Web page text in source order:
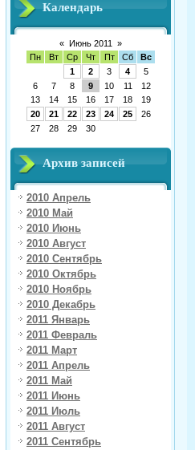
Календарь
« Июнь 2011
»
Пн
Вт Ср Чт Пт Сб
Вс
1
2 3 4
5
6
7 8 9 10 11
12
13
14 15 16 17 18
19
20
21 22 23 24 25
26
27
28 29 30
Архив записей
2010 Апрель
2010 Май
2010 Июнь
2010 Август
2010 Сентябрь
2010 Октябрь
2010 Ноябрь
2010 Декабрь
2011 Январь
2011 Февраль
2011 Март
2011 Апрель
2011 Май
2011 Июнь
2011 Июль
2011 Август
2011 Сентябрь